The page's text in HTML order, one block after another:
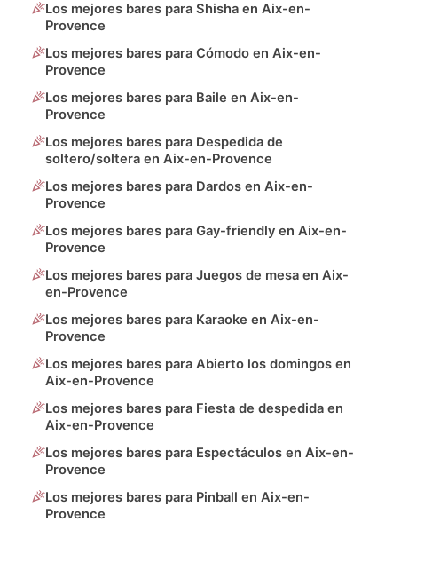
Los mejores bares para Shisha en Aix-en-
Provence
Los mejores bares para Cómodo en Aix-en-
Provence
Los mejores bares para Baile en Aix-en-
Provence
Los mejores bares para Despedida de
soltero/soltera en Aix-en-Provence
Los mejores bares para Dardos en Aix-en-
Provence
Los mejores bares para Gay-friendly en Aix-en-
Provence
Los mejores bares para Juegos de mesa en Aix-
en-Provence
Los mejores bares para Karaoke en Aix-en-
Provence
Los mejores bares para Abierto los domingos en
Aix-en-Provence
Los mejores bares para Fiesta de despedida en
Aix-en-Provence
Los mejores bares para Espectáculos en Aix-en-
Provence
Los mejores bares para Pinball en Aix-en-
Provence